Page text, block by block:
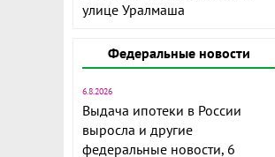
улице Уралмаша
Федеральные новости
6.8.2026
Выдача ипотеки в России
выросла и другие
федеральные новости, 6